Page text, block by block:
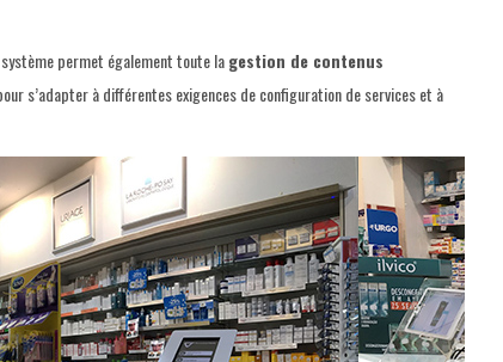
permet également toute lagestion de contenus
s’adapter à différentes exigences de configuration de services et à